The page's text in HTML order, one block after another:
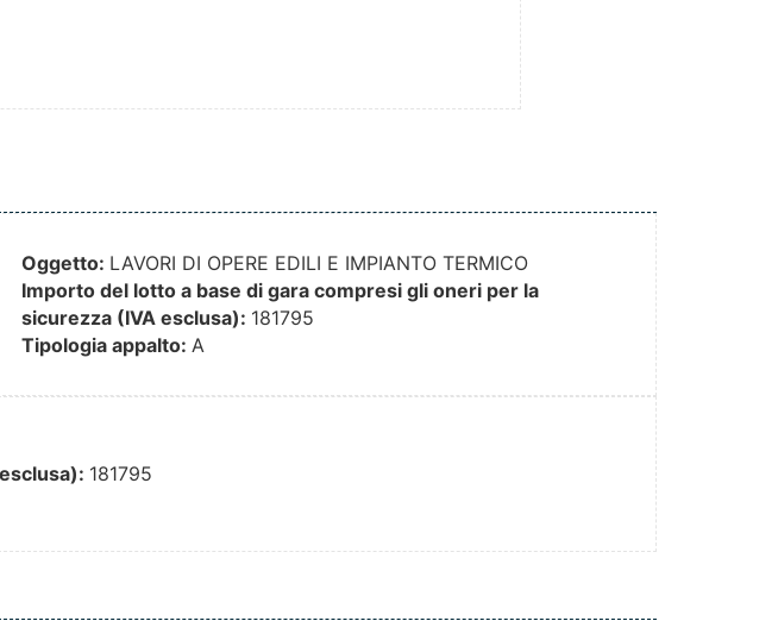
Oggetto: LAVORI DI OPERE EDILI E IMPIANTO TERMICO
Importo del lotto a base di gara compresi gli oneri per la
sicurezza (IVA esclusa): 181795
Tipologia appalto: A
181795